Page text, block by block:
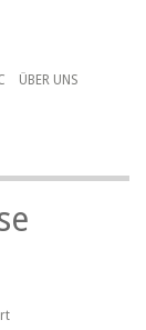
ÜBER UNS